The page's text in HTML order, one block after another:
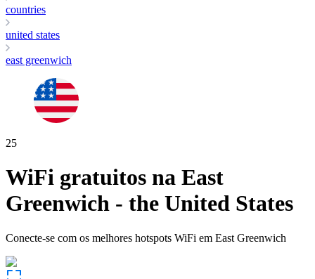
countries
united states
east greenwich
25
WiFi gratuitos na East
Greenwich - the United States
Conecte-se com os melhores hotspots WiFi em East Greenwich